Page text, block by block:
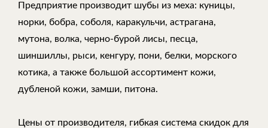
Предприятие производит шубы из меха: куницы,
норки, бобра, соболя, каракульчи, астрагана,
мутона, волка, черно-бурой лисы, песца,
шиншиллы, рыси, кенгуру, пони, белки, морского
котика, а также большой ассортимент кожи,
дубленой кожи, замши, питона.
Цены от производителя, гибкая система скидок для